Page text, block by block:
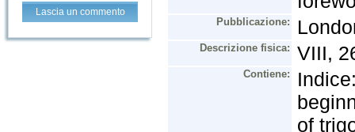
Lascia un commento